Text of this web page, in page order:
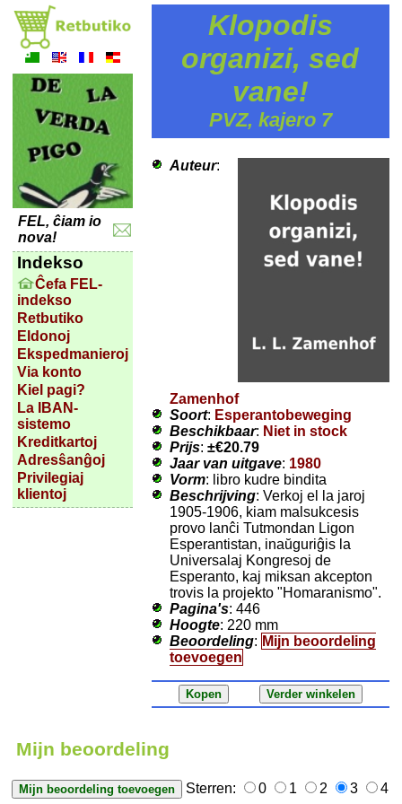
FEL, ĉiam io
nova!
Indekso
Ĉefa FEL-
indekso
Retbutiko
Eldonoj
Ekspedmanieroj
Via konto
Kiel pagi?
La IBAN-
sistemo
Kreditkartoj
Adresŝanĝoj
Privilegiaj
klientoj
Klopodis
organizi, sed
vane!
PVZ, kajero 7
Auteur:
Zamenhof
Soort: Esperantobeweging
Beschikbaar: Niet in stock
Prijs: ±€20.79
Jaar van uitgave: 1980
Vorm: libro kudre bindita
Beschrijving: Verkoj el la jaroj
1905-1906, kiam malsukcesis
provo lanĉi Tutmondan Ligon
Esperantistan, inaŭguriĝis la
Universalaj Kongresoj de
Esperanto, kaj miksan akcepton
trovis la projekto "Homaranismo".
Pagina's: 446
Hoogte: 220 mm
Beoordeling: Mijn beoordeling
toevoegen
Mijn beoordeling
Sterren: 0 1 2 3
4